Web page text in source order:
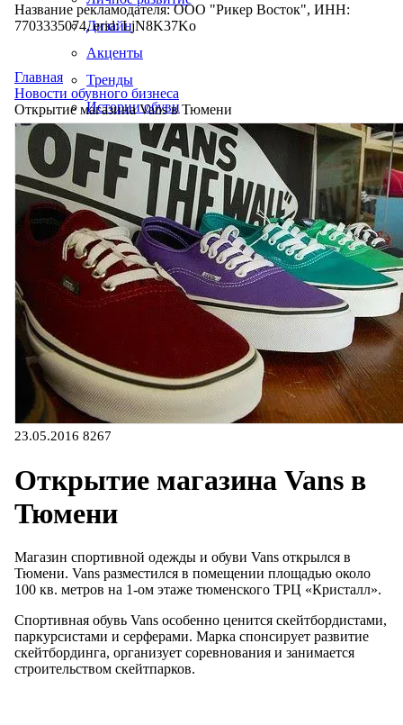
Дизайн
Акценты
Тренды
Истории обуви
Производство
Название рекламодателя: ООО "Рикер Восток", ИНН:
7703335074, erid: LjN8K37Ko
Главная
Новости обувного бизнеса
Открытие магазина Vans в Тюмени
23.05.2016 8267
Открытие магазина Vans в
Тюмени
Магазин спортивной одежды и обуви Vans открылся в
Тюмени. Vans разместился в помещении площадью около
100 кв. метров на 1-ом этаже тюменского ТРЦ «Кристалл».
Спортивная обувь Vans особенно ценится скейтбордистами,
паркурсистами и серферами. Марка спонсирует развитие
скейтбординга, организует соревнования и занимается
строительством скейтпарков.